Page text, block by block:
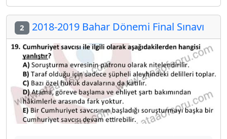
2 2018-2019 Bahar Dönemi Final Sınavı